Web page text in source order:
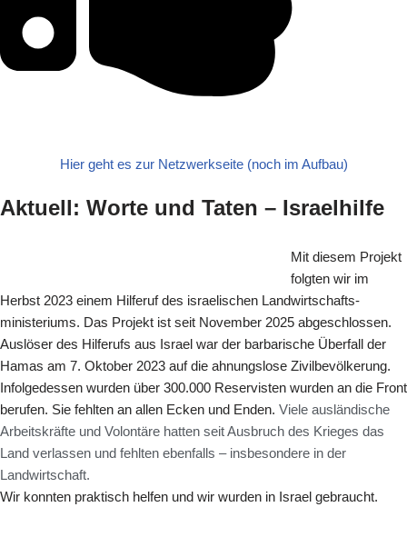
Hier geht es zur Netzwerkseite (noch im Aufbau)
Aktuell: Worte und Taten – Israelhilfe
Mit diesem Projekt
folgten wir im
Herbst 2023 einem Hilferuf des israelischen Landwirtschafts-
ministeriums. Das Projekt ist seit November 2025 abgeschlossen.
Auslöser des Hilferufs aus Israel war der barbarische Überfall der
Hamas am 7. Oktober 2023 auf die ahnungslose Zivilbevölkerung.
Infolgedessen wurden über 300.000 Reservisten wurden an die Front
berufen. Sie fehlten an allen Ecken und Enden. Viele ausländische
Arbeitskräfte und Volontäre hatten seit Ausbruch des Krieges das
Land verlassen und fehlten ebenfalls – insbesondere in der
Landwirtschaft.
Wir konnten praktisch helfen und wir wurden in Israel gebraucht.